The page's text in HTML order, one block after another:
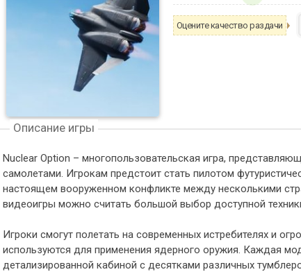
Оцените качество раздачи
Описание игры
Nuclear Option – многопользовательская игра,
самолетами. Игрокам предстоит стать пилотом
настоящем вооруженном конфликте между несколькими
видеоигры можно считать большой выбор доступной
Игроки смогут полетать на современных истребителях и
используются для применения ядерного оружия. Каждая
детализированной кабиной с десятками различных